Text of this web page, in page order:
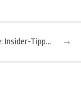
→
Küstenstraße: Insider-Tipps für Australiens Great Ocean Road